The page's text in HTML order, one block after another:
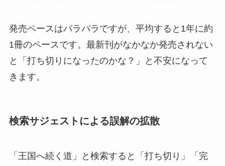
発売ペースはバラバラですが、平均すると1年に約
1冊のペースです。最新刊がなかなか発売されない
と「打ち切りになったのかな？」と不安になって
きます。
検索サジェストによる誤解の拡散
「王国へ続く道」と検索すると「打ち切り」「完